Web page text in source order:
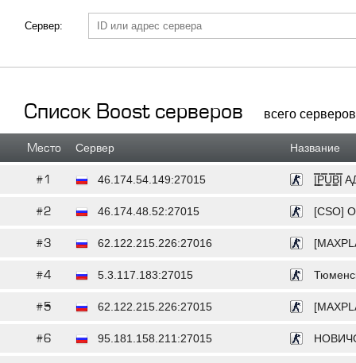
Сервер:
Список Boost серверов всего
Место Сервер Название
#1 46.174.54.149:27015 |͇̿P͇̿U͇̿B͇̿|
#2 46.174.48.52:27015 [CSO]
#3 62.122.215.226:27016
#4 5.3.117.183:27015
#5 62.122.215.226:27015
#6 95.181.158.211:27015